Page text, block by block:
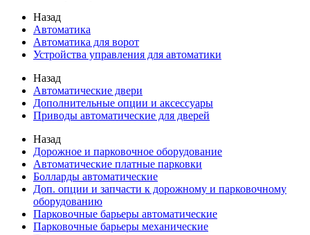
Назад
Автоматика
Автоматика для ворот
Устройства управления для автоматики
Назад
Автоматические двери
Дополнительные опции и аксессуары
Приводы автоматические для дверей
Назад
Дорожное и парковочное оборудование
Автоматические платные парковки
Болларды автоматические
Доп. опции и запчасти к дорожному и парковочному
оборудованию
Парковочные барьеры автоматические
Парковочные барьеры механические